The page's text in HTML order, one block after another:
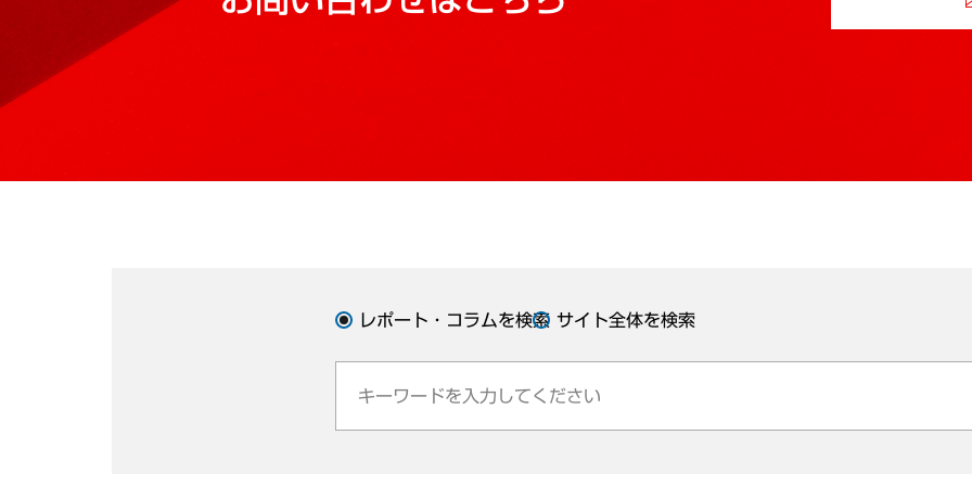
レポート・コラムを検索 サイト全体を検索